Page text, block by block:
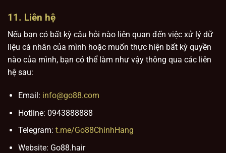
11. Liên hệ
Nếu bạn có bất kỳ câu hỏi nào liên quan đến việc xử lý dữ
liệu cá nhân của mình hoặc muốn thực hiện bất kỳ quyền
nào của mình, bạn có thể làm như vậy thông qua các liên
hệ sau:
Email: info@go88.com
Hotline: 0943888888
Telegram: t.me/Go88ChinhHang
Website: Go88.hair